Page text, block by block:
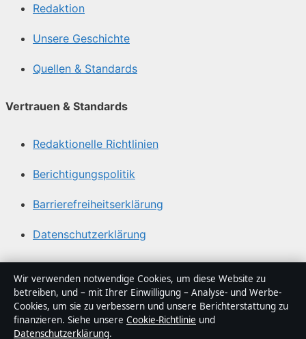
Redaktion
Unsere Geschichte
Quellen & Standards
Vertrauen & Standards
Redaktionelle Richtlinien
Berichtigungspolitik
Barrierefreiheitserklärung
Datenschutzerklärung
Über Tageslage in Kürze
Tageslage ist ein unabhängiger digitaler
Nachrichtenanbieter mit Fokus auf Politik, Wirtschaft,
Technik und Gesellschaft in Deutschland. Jeder Artikel
Wir verwenden notwendige Cookies, um diese Website zu
betreiben, und – mit Ihrer Einwilligung – Analyse- und Werbe-
Cookies, um sie zu verbessern und unsere Berichterstattung zu
finanzieren. Siehe unsere Cookie-Richtlinie und
Datenschutzerklärung.